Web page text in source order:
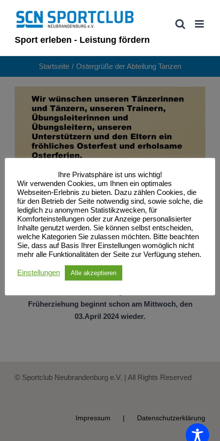
Inhalt
springenSport erleben - Leistung fördern
Startseite Ostergrüße der Abteilung Tanzen
Früherziehung beginnt schon am Mittwoch, den
03.April 2024 wieder.
© Sportclub Neubrandenburg e.V. | All Rights Reserved
Impressum Datenschutzerklärung
Ihre Privatsphäre ist uns wichtig!
Wir verwenden Cookies, um Ihnen ein optimales
Webseiten-Erlebnis zu bieten. Dazu zählen Cookies, die
für den Betrieb der Seite notwendig sind, sowie solche, die
lediglich zu anonymen Statistikzwecken, für
Komforteinstellungen oder zur Anzeige personalisierter
Inhalte genutzt werden. Sie können selbst entscheiden,
welche Kategorien Sie zulassen möchten. Bitte beachten
Sie, dass auf Basis Ihrer Einstellungen womöglich nicht
mehr alle Funktionalitäten der Seite zur Verfügung stehen.
Einstellungen Alle akzeptieren